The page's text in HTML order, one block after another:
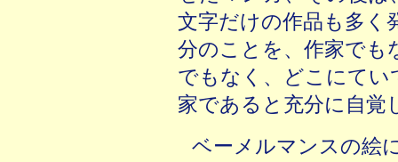
文字だけの作品も多く
分のことを、作家でも
でもなく、どこにて
家であると充分に自覚
ベーメルマンスの絵